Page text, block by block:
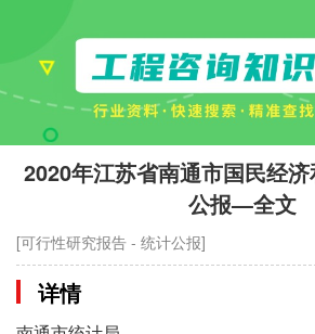
2020年江苏省南通市国民经
公报—全文
[可行性研究报告 - 统计公报]
详情